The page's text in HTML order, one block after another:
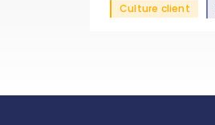
Culture client